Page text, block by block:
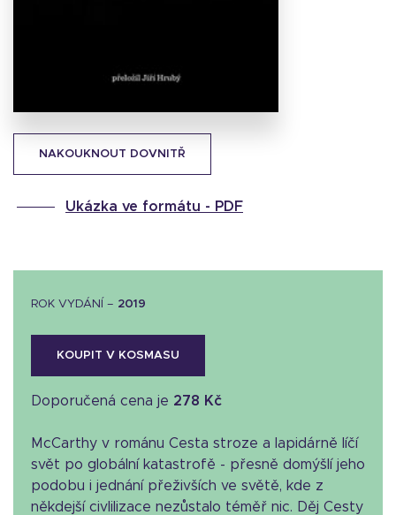
NAKOUKNOUT DOVNITŘ
Ukázka ve formátu - PDF
ROK VYDÁNÍ – 2019
KOUPIT V KOSMASU
Doporučená cena je 278 Kč
McCarthy v románu Cesta stroze a lapidárně líčí
svět po globální katastrofě - přesně domýšlí jeho
podobu i jednání přeživších ve světě, kde z
někdejší civlilizace nezůstalo téměř nic. Děj Cesty